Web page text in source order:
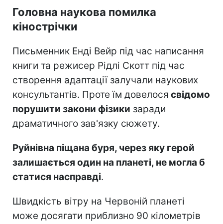
Головна наукова помилка
кінострічки
Письменник Енді Вейр під час написання
книги та режисер Рідлі Скотт під час
створення адаптації залучали наукових
консультантів. Проте їм довелося свідомо
порушити закони фізики заради
драматичного зав'язку сюжету.
Руйнівна піщана буря, через яку герой
залишається один на планеті, не могла б
статися насправді.
Швидкість вітру на Червоній планеті
може досягати приблизно 90 кілометрів